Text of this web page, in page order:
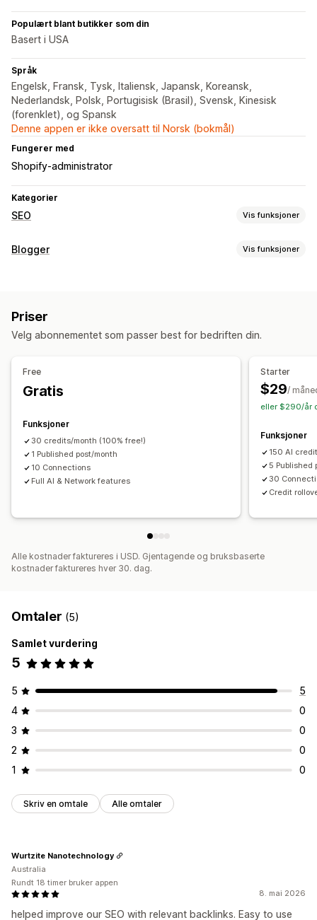
Populært blant butikker som din
Basert i USA
Språk
Engelsk, Fransk, Tysk, Italiensk, Japansk, Koreansk,
Nederlandsk, Polsk, Portugisisk (Brasil), Svensk, Kinesisk
(forenklet), og Spansk
Denne appen er ikke oversatt til Norsk (bokmål)
Fungerer med
Shopify-administrator
Kategorier
SEO Vis funksjoner
SEO-verktøy
Overvåkning av ytelse
SEO-poeng
Revisjoner Rapportering
Analyse
Rangeringssporing
Blogger Vis funksjoner
Flere språk
Fremhevede innlegg
Priser
Velg abonnementet som passer best for bedriften din.
Free
Gratis
Funksjoner
30 credits/month (100% free!)
1 Published post/month
10 Connections
Full AI & Network features
Starter
$29/
eller $290/år
Funksjoner
150 AI
5 Published
30
Credit
Alle kostnader faktureres i USD. Gjentagende og bruksbaserte
kostnader faktureres hver 30. dag.
Omtaler (5)
Samlet vurdering
5
5
5
4
0
3
0
2
0
1
0
Skriv en omtale Alle omtaler
8. mai 2026
helped improve our SEO with relevant backlinks. Easy to use
Wurtzite Nanotechnology
Australia
Rundt 18 timer bruker appen